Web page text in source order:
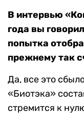
В интервью
года вы
попытка
прежнему так
Да, все это
«Биотэка»
стремится к